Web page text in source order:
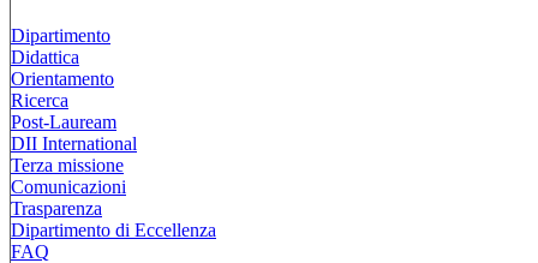
Dipartimento
Didattica
Orientamento
Ricerca
Post-Lauream
DII International
Terza missione
Comunicazioni
Trasparenza
Dipartimento di Eccellenza
FAQ